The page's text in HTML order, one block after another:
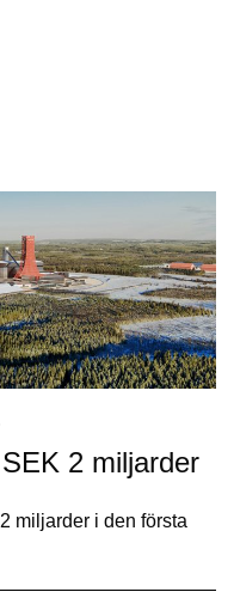
2 miljarder
miljarder i den första